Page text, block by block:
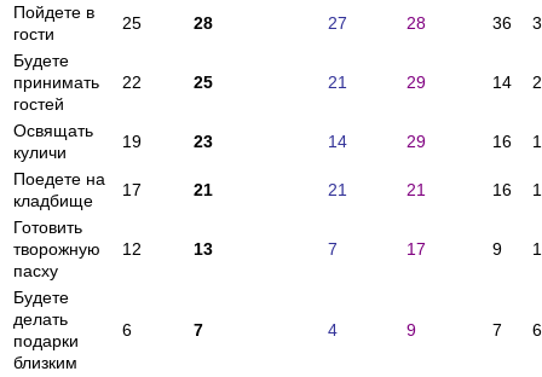
Пойдете в
гости
25 28 27 28 36
Будете
принимать
гостей
22 25 21 29 14
Освящать
куличи
19 23 14 29 16
Поедете на
кладбище
17 21 21 21 16
Готовить
творожную
пасху
12 13 7 17 9
Будете
делать
подарки
близким
6 7 4 9 7 6